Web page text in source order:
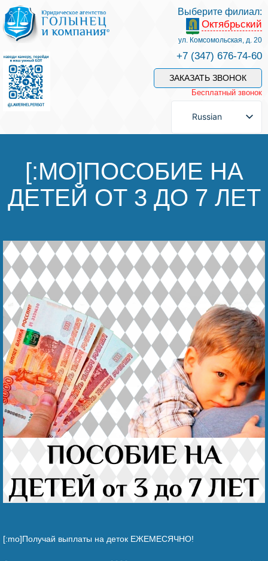
Услуги и наши специалисты
Оплата услуг
Задать вопрос
Отзывы
Наши победы
Видео о нас
Выберите филиал:
Октябрьский
ул. Комсомольская, д. 20
+7 (347) 676-74-60
ЗАКАЗАТЬ ЗВОНОК
Бесплатный звонок
Russian
[:MO]ПОСОБИЕ НА
ДЕТЕЙ ОТ 3 ДО 7 ЛЕТ
[:mo]Получай выплаты на деток ЕЖЕМЕСЯЧНО!